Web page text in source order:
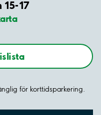
15-17
för korttidsparkering.